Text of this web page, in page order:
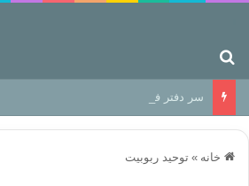
سر دفتر فساد در زمین‌، دوری وکناره‌گیری
خانه » توحید ربوبیت